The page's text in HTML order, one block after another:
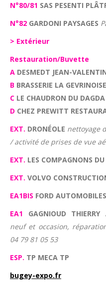
N°80/81 SAS PESENTI
N°82 GARDONI PAYSAGES
> Extérieur
Restauration/Buvette
A DESMEDT JEAN-
B BRASSERIE LA GEVRINOISE
C LE CHAUDRON DU DAGDA
D CHEZ PREWITT
EXT. DRONÉOLE nettoyage
/ activité de prises de vue
EXT. LES COMPAGNONS
EXT. VOLVO
EA1BIS FORD AUTOMOBILES
EA1 GAGNIOUD THIERRY
neuf et occasion,
04 79 81 05 53
ESP. TP MECA TP
bugey-expo.fr